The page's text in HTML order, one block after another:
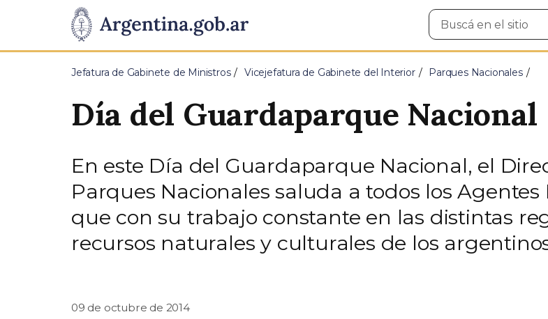
Presidencia
de
Pasar al contenido principal
Buscar
en
Jefatura de Gabinete de Ministros Vicejefatura de Gabinete del Interior Parques Nacionales
Día del Guardaparque Nacional
En este Día del Guardaparque Nacional, el
Parques Nacionales saluda a todos los
que con su trabajo constante en las distintas
recursos naturales y culturales de los
09 de octubre de 2014